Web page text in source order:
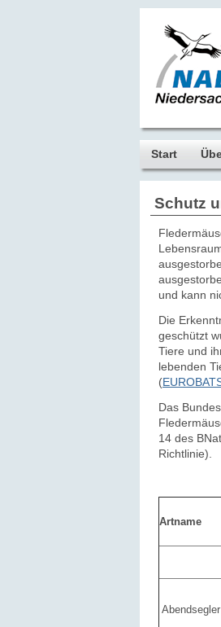
Start
Schutz
und kann
Die
geschützt
Tiere und
lebenden
(
Das
Fled
14 des
Richtlinie).
Artname
Abendsegler